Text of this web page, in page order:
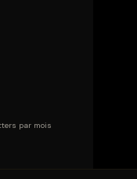
par mois